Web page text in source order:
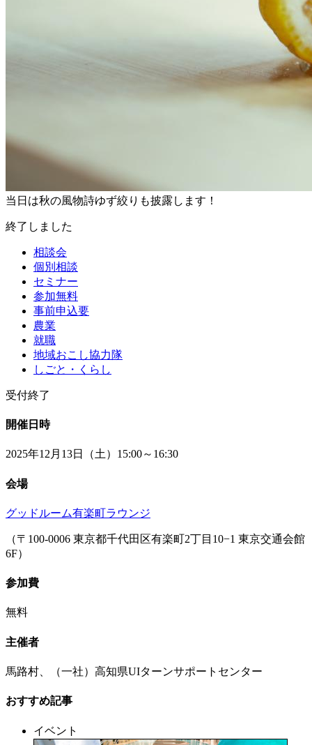
当日は秋の風物詩ゆず絞りも披露します！
終了しました
相談会
個別相談
セミナー
参加無料
事前申込要
農業
就職
地域おこし協力隊
しごと・くらし
受付終了
開催日時
2025年12月13日（土）15:00～16:30
会場
グッドルーム有楽町ラウンジ
（〒100-0006 東京都千代田区有楽町2丁目10−1 東京交通会館
6F）
参加費
無料
主催者
馬路村、（一社）高知県UIターンサポートセンター
おすすめ記事
イベント